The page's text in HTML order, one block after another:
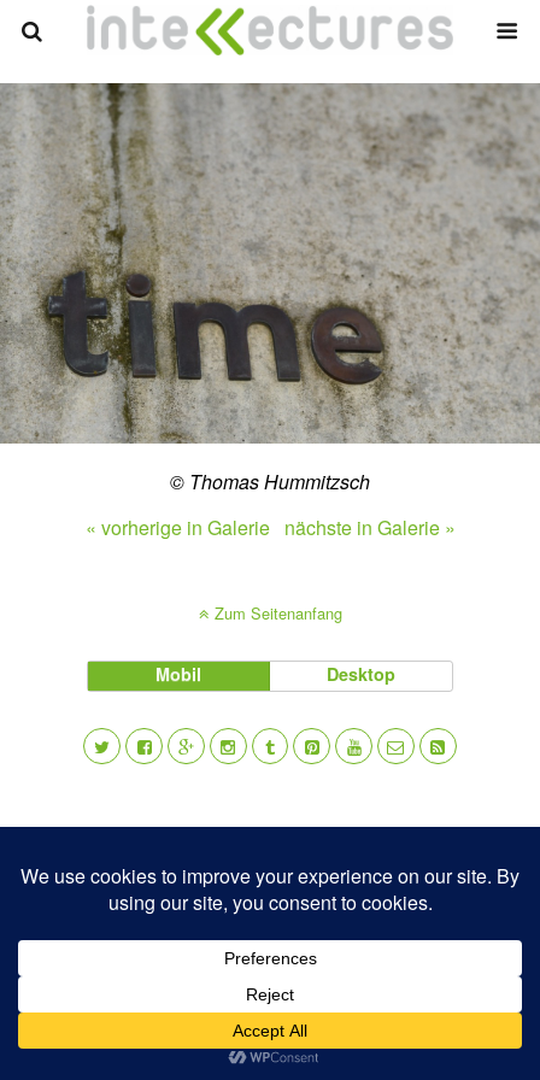
© Thomas Hummitzsch
« vorherige in Galerie nächste in Galerie »
Zum Seitenanfang
Mobil Desktop